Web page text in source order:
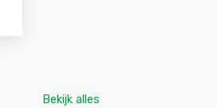
Bekijk alles